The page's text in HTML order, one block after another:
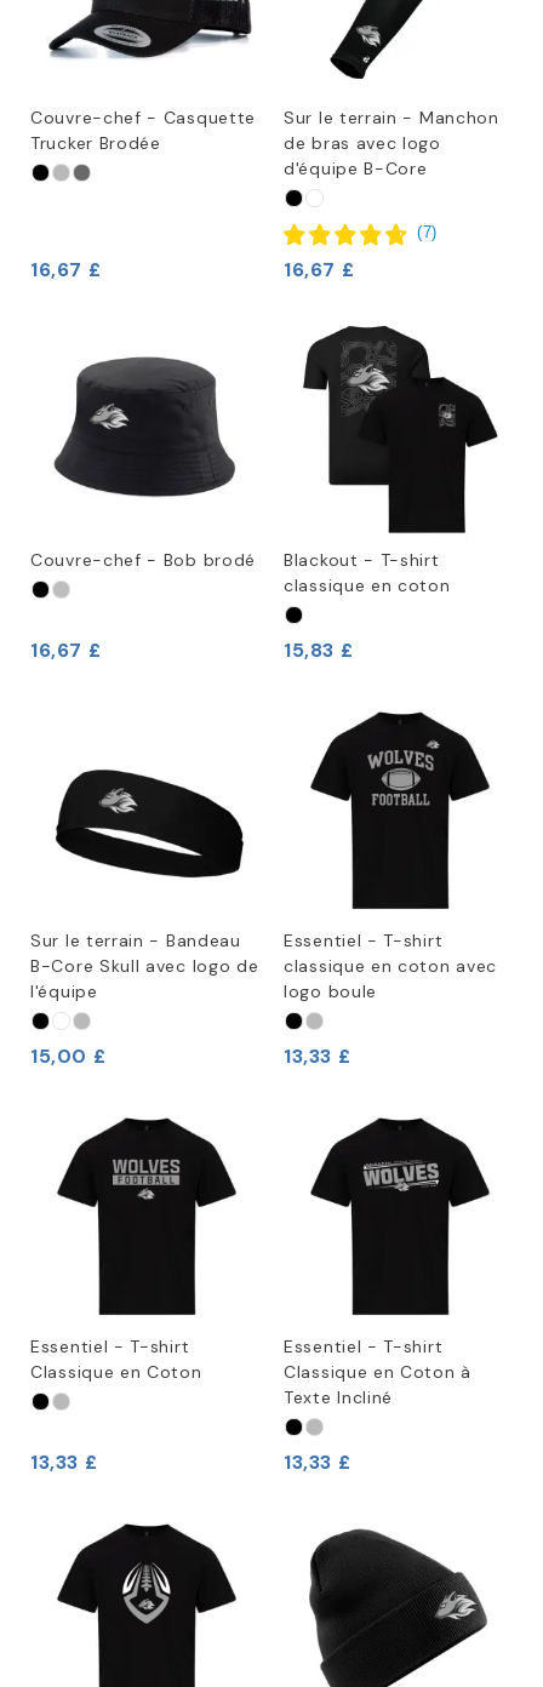
Couvre-chef - Casquette
Trucker Brodée
16,67 £
Sur le terrain - Manchon
de bras avec logo
d'équipe B-Core
(7)
16,67 £
Couvre-chef - Bob brodé
16,67 £
Blackout - T-shirt
classique en coton
15,83 £
Sur le terrain - Bandeau
B-Core Skull avec logo de
l'équipe
15,00 £
Essentiel - T-shirt
classique en coton avec
logo boule
13,33 £
Essentiel - T-shirt
Classique en Coton
13,33 £
Essentiel - T-shirt
Classique en Coton à
Texte Incliné
13,33 £